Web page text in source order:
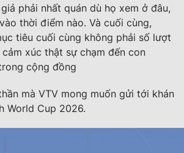
phải nhất quán dù họ xem ở đâu,
thời điểm nào. Và cuối cùng,
tiêu cuối cùng không phải số lượt
xúc thật sự chạm đến con
cộng đồng
mà VTV mong muốn gửi tới khán
World Cup 2026.